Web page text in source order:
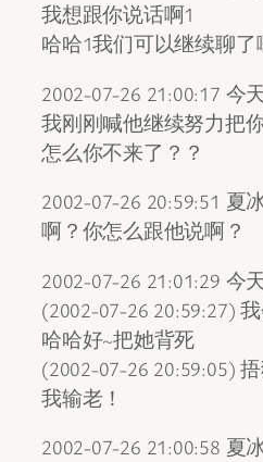
我想跟你说话啊1
哈哈1我们可以继续聊了
2002-07-26 21:00:17 今
我刚刚喊他继续努力把
怎么你不来了？？
2002-07-26 20:59:51 夏
啊？你怎么跟他说啊？
2002-07-26 21:01:29 今
(2002-07-26 20:59:27)
哈哈好~把她背死
(2002-07-26 20:59:05)
我输老！
2002-07-26 21:00:58 夏